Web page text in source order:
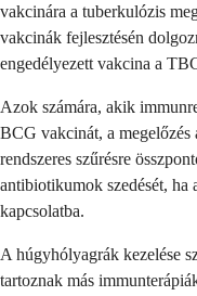
vakcinára a tuberkulózis
vakcinák fejlesztésén
engedélyezett vakcina a
Azok számára, akik
BCG vakcinát, a megelőzés
rendszeres szűrésre
antibiotikumok szedését,
kapcsolatba.
A húgyhólyagrák kezelése
tartoznak más